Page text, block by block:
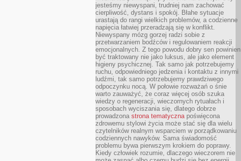
jesteśmy niewyspani, trudniej nam zachować
cierpliwość, dystans i spokój. Błahe sytuacje
urastają do rangi wielkich problemów, a codzienne
napięcia łatwiej przeradzają się w konflikt.
Niewyspany mózg gorzej radzi sobie z
przetwarzaniem bodźców i regulowaniem reakcji
emocjonalnych. Z tego powodu dobry sen powinien
być traktowany nie jako luksus, ale jako element
higieny psychicznej. Tak samo jak potrzebujemy
ruchu, odpowiedniego jedzenia i kontaktu z innymi
ludźmi, tak samo potrzebujemy prawdziwego
odpoczynku nocą. W połowie rozważań o śnie
warto zauważyć, że coraz więcej osób szuka
wiedzy o regeneracji, wieczornych rytuałach i
sposobach wyciszania się, dlatego dobrze
prowadzona strona tematycznapoświęcona
zdrowemu stylowi życia może stać się dla wielu
czytelników realnym wsparciem w porządkowaniu
codziennych nawyków. Sama świadomość
problemu bywa pierwszym krokiem do poprawy.
Kiedy człowiek rozumie, dlaczego wieczorem nie